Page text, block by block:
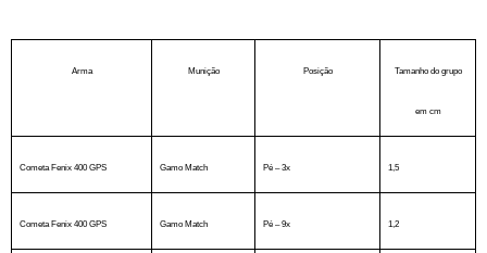
Arma Munição Posição Tamanho do grupo
em cm
Cometa Fenix 400 GPS Gamo Match Pé – 3x 1,5
Cometa Fenix 400 GPS Gamo Match Pé – 9x 1,2